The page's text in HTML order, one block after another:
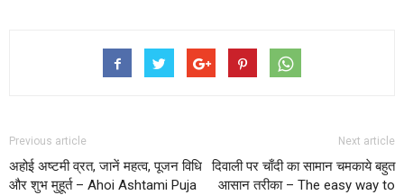
Previous article
अहोई अष्टमी व्रत, जानें महत्व, पूजन विधि
और शुभ मुहूर्त – Ahoi Ashtami Puja
Next article
दिवाली पर चाँदी का सामान चमकाये बहुत
आसान तरीका – The easy way to